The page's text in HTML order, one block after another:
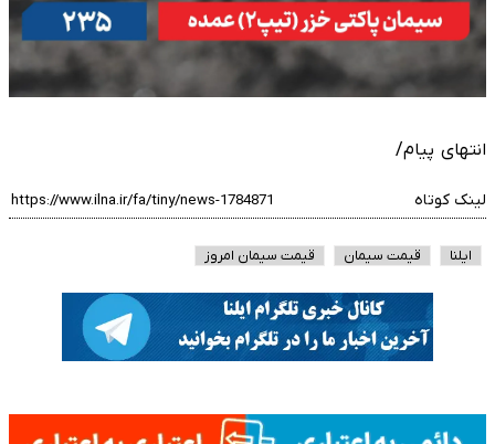
انتهای پیام/
لینک کوتاه
ایلنا قیمت سیمان قیمت سیمان امروز